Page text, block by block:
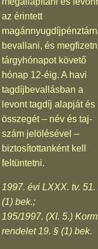
az érintett
bevallani, és
tárgyhónapot követő
hónap 12-éig. A havi
tagdíjbevallásban a
levont tagdíj alapját és
összegét – név és taj-
szám jelölésével –
biztosítottanként kell
feltüntetni.
1997. évi LXXX. tv. 51.
(1) bek.;
195/1997. (XI. 5.)
rendelet 19. § (1) bek.